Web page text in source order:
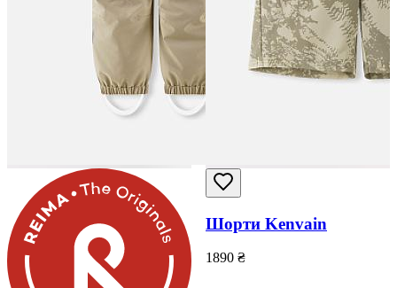
Шорти Kenvain
1890 ₴